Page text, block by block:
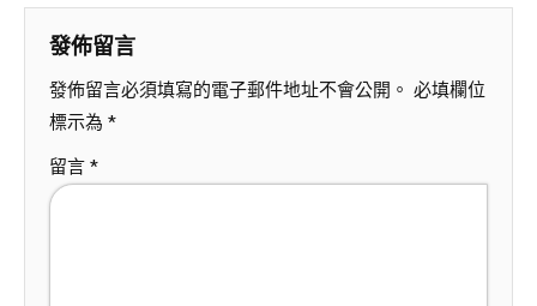
發佈留言
發佈留言必須填寫的電子郵件地址不會公開。 必填欄位
標示為 *
留言 *